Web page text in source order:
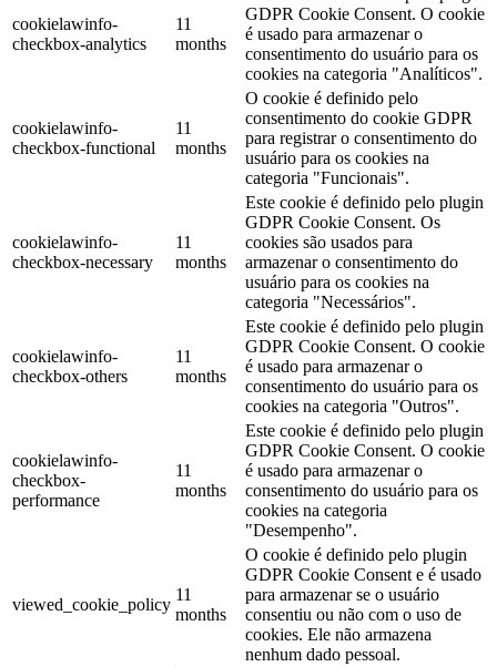
cookielawinfo-
checkbox-analytics
11
months
GDPR Cookie Consent. O cookie
é usado para armazenar o
consentimento do usuário para os
cookies na categoria "Analíticos".
cookielawinfo-
checkbox-functional
11
months
O cookie é definido pelo
consentimento do cookie GDPR
para registrar o consentimento do
usuário para os cookies na
categoria "Funcionais".
cookielawinfo-
checkbox-necessary
11
months
Este cookie é definido pelo plugin
GDPR Cookie Consent. Os
cookies são usados ​​para
armazenar o consentimento do
usuário para os cookies na
categoria "Necessários".
cookielawinfo-
checkbox-others
11
months
Este cookie é definido pelo plugin
GDPR Cookie Consent. O cookie
é usado para armazenar o
consentimento do usuário para os
cookies na categoria "Outros".
cookielawinfo-
checkbox-
performance
11
months
Este cookie é definido pelo plugin
GDPR Cookie Consent. O cookie
é usado para armazenar o
consentimento do usuário para os
cookies na categoria
"Desempenho".
viewed_cookie_policy
11
months
O cookie é definido pelo plugin
GDPR Cookie Consent e é usado
para armazenar se o usuário
consentiu ou não com o uso de
cookies. Ele não armazena
nenhum dado pessoal.